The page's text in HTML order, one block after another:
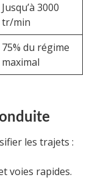
Jusqu’à 3000
tr/min
75% du régime
maximal
les trajets :
voies rapides.